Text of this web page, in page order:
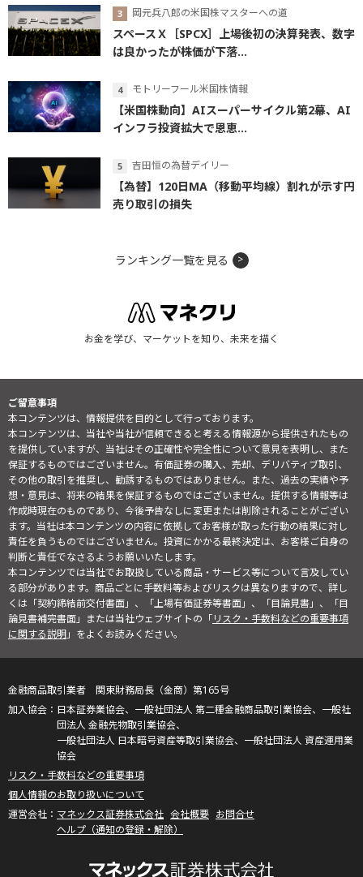
岡元兵八郎の米国株マスターへの道
スペースＸ［SPCX］上場後初の決算発表、数字
は良かったが株価が下落...
モトリーフール米国株情報
【米国株動向】AIスーパーサイクル第2幕、AI
インフラ投資拡大で恩恵...
吉田恒の為替デイリー
【為替】120日MA（移動平均線）割れが示す円
売り取引の損失
ランキング一覧を見る
お金を学び、マーケットを知り、未来を描く
ご留意事項
本コンテンツは、情報提供を目的として行っております。
本コンテンツは、当社や当社が信頼できると考える情報源から提供されたもの
を提供していますが、当社はその正確性や完全性について意見を表明し、また
保証するものではございません。有価証券の購入、売却、デリバティブ取引、
その他の取引を推奨し、勧誘するものではありません。また、過去の実績や予
想・意見は、将来の結果を保証するものではございません。提供する情報等は
作成時現在のものであり、今後予告なしに変更または削除されることがござい
ます。当社は本コンテンツの内容に依拠してお客様が取った行動の結果に対し
責任を負うものではございません。投資にかかる最終決定は、お客様ご自身の
判断と責任でなさるようお願いいたします。
本コンテンツでは当社でお取扱している商品・サービス等について言及してい
る部分があります。商品ごとに手数料等およびリスクは異なりますので、詳し
くは「契約締結前交付書面」、「上場有価証券等書面」、「目論見書」、「目
論見書補完書面」または当社ウェブサイトの「リスク・手数料などの重要事項
に関する説明」をよくお読みください。
金融商品取引業者 関東財務局長（金商）第165号
日本証券業協会、一般社団法人 第二種金融商品取引業協会、一般社
団法人 金融先物取引業協会、
一般社団法人 日本暗号資産等取引業協会、一般社団法人 資産運用業
協会
リスク・手数料などの重要事項
個人情報のお取り扱いについて
マネックス証券株式会社 会社概要 お問合せ
ヘルプ（通知の登録・解除）